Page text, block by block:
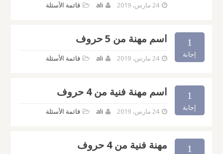
24 مارس، 2019 ali قائمة الأسئلة
1
إجابة
اسم مهنة من 5 حروف
24 مارس، 2019 ali قائمة الأسئلة
1
إجابة
اسم مهنة فنية من 4 حروف
24 مارس، 2019 ali قائمة الأسئلة
1 مهنة فنية من 4 حروف